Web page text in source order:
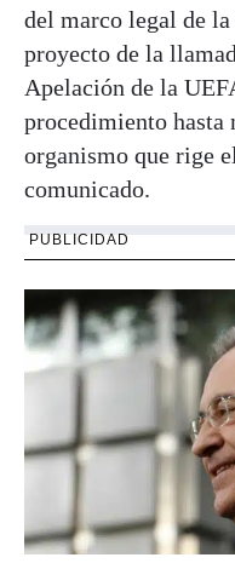
del marco legal de
proyecto de la
Apelación de la
procedimiento hasta
organismo que rige
comunicado.
PUBLICIDAD